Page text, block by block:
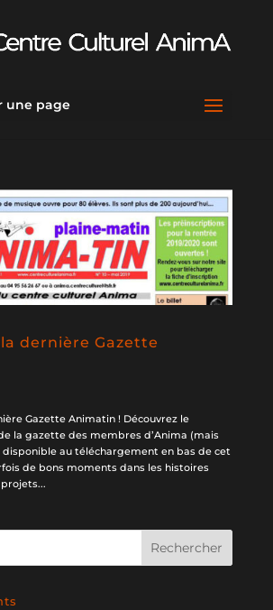
une page
dernière Gazette
Gazette Animatin ! Découvrez le
la gazette des membres d’Anima (mais
au téléchargement en bas de cet
de bons moments dans les histoires